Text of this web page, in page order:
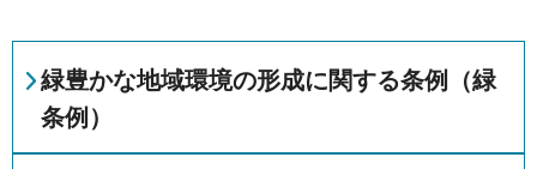
緑豊かな地域環境の形成に関する条例（緑
条例）